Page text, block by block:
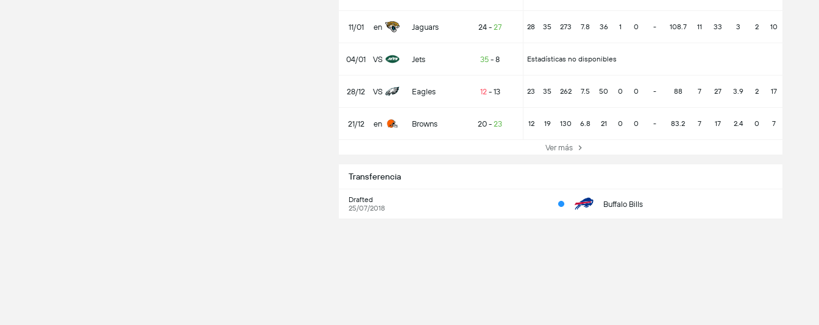
11/01 en Jaguars 24 - 27 28 35 273 7.8 36 1 0 - 108.7 11 33 3 2 10
04/01 VS Jets 35 - 8 Estadísticas no disponibles
28/12 VS Eagles 12- 13 23 35 262 7.5 50 0 0 - 88 7 27 3.9 2 17
21/12 en Browns 20 - 23 12 19 130 6.8 21 0 0 - 83.2 7 17 2.4 0 7
Ver más
Transferencia
Drafted
25/07/2018
Buffalo Bills